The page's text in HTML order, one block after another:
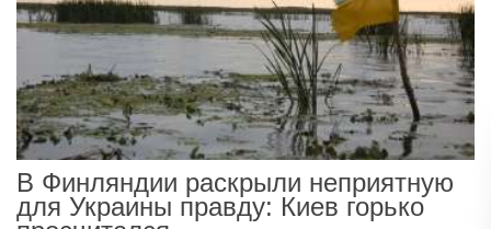
В Финляндии раскрыли неприятную
для Украины правду: Киев горько